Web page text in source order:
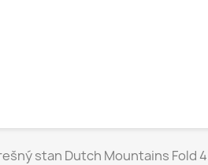
stan Dutch Mountains Fold 4